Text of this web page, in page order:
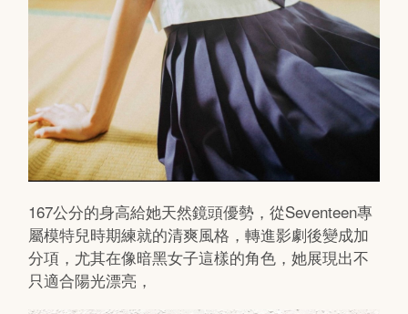
167公分的身高給她天然鏡頭優勢，從Seventeen專
屬模特兒時期練就的清爽風格，轉進影劇後變成加
分項，尤其在像暗黑女子這樣的角色，她展現出不
只適合陽光漂亮，